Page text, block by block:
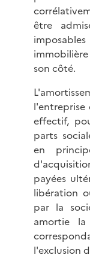
être
son côté.
l'entreprise
effectif,
parts
en
payées
libération
par la
amortie
l'exclusion